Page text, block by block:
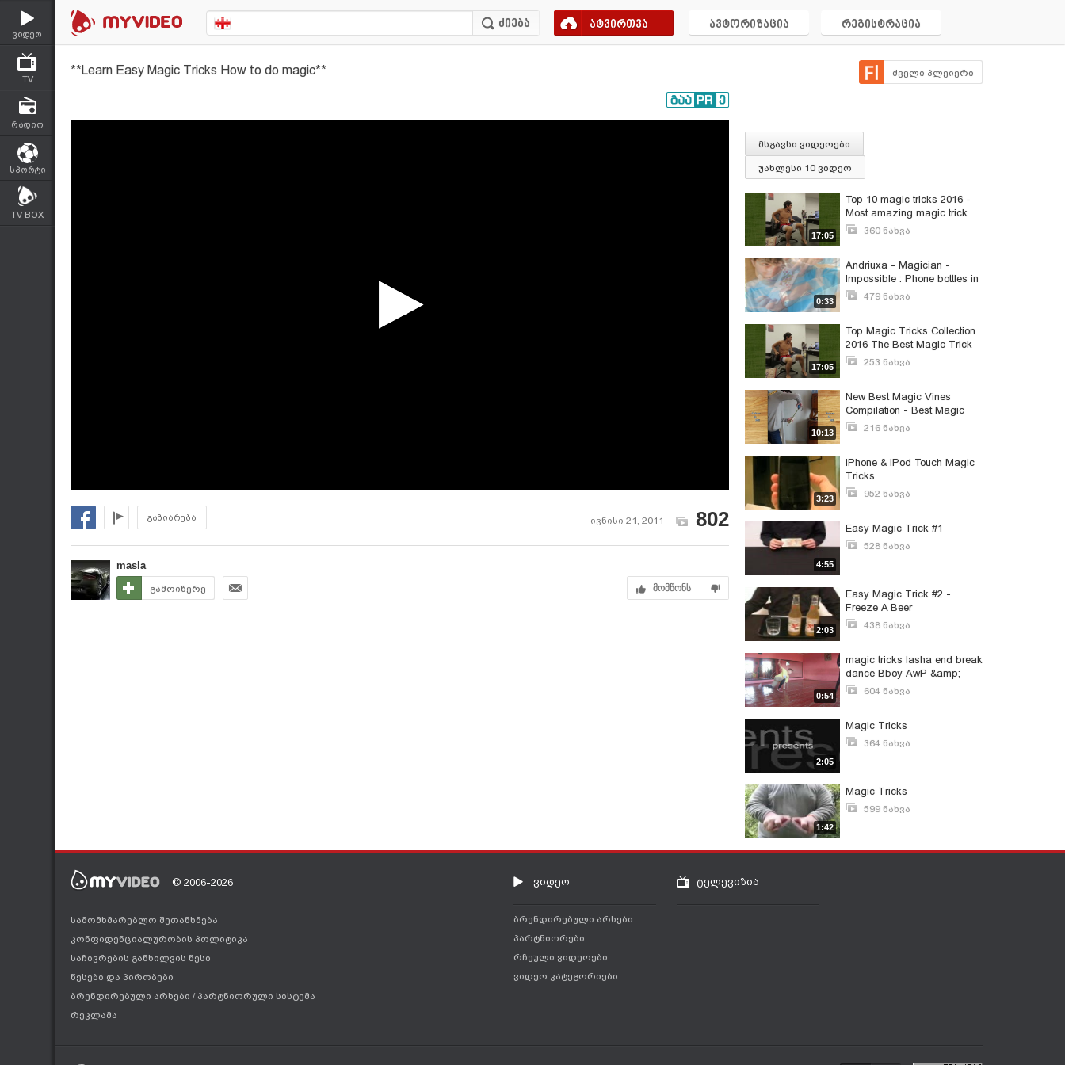
ვიდეო
TV
რადიო
სპორტი
TV BOX
ატვირთვა ავტორიზაცია რეგისტრაცია
ძველი პლეიერი
გაზიარება ივნისი 21, 2011 802
masla
გამოიწერე მომწონს
მსგავსი ვიდეოები
უახლესი 10 ვიდეო
17:05
Top 10 magic tricks 2016 -
Most amazing magic trick
ever360 ნახვა
0:33
Andriuxa - Magician -
Impossible : Phone bottles in
the notice of
479 ნახვა
17:05
Top Magic Tricks Collection
2016 The Best Magic Trick
Ever #2253 ნახვა
10:13
New Best Magic Vines
Compilation - Best Magic
Tricks Ever
216 ნახვა
3:23
iPhone & iPod Touch Magic
Tricks
952 ნახვა
4:55
Easy Magic Trick #1
528 ნახვა
2:03
Easy Magic Trick #2 -
Freeze A Beer
438 ნახვა
0:54
magic tricks lasha end break
dance Bboy AwP &amp;
Bboy lil bone 2014 HD.
604 ნახვა
2:05
Magic Tricks
364 ნახვა
1:42
Magic Tricks
599 ნახვა
© 2006-2026
სამომხმარებლო შეთანხმება
კონფიდენციალურობის პოლიტიკა
საჩივრების განხილვის წესი
წესები და პირობები
ბრენდირებული არხები / პარტნიორული სისტემა
რეკლამა
ვიდეო
ბრენდირებული არხები
პარტნიორები
რჩეული ვიდეოები
ვიდეო კატეგორიები
ტელევიზია